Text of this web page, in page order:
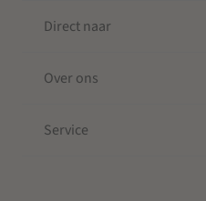
Direct naar
Over ons
Service